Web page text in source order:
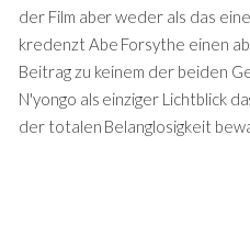
der Film aber weder als das
kredenzt Abe Forsythe einen
Beitrag zu keinem der beiden
N'yongo als einziger Lichtblick
der totalen Belanglosigkeit